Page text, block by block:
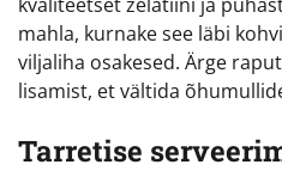
mahla, kurnake see läbi
viljaliha osakesed. Ärge
lisamist, et vältida
Tarretise